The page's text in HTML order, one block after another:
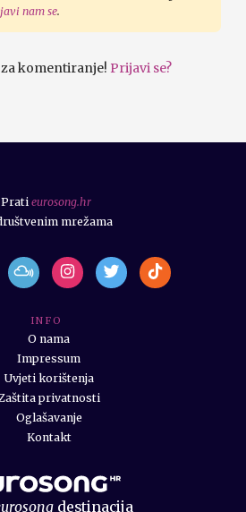
javi nam se.
komentiranje! Prijavi se?
destinacija
I N F O
O nama
Impressum
Uvjeti korištenja
Zaštita privatnosti
Oglašavanje
Kontakt
Prati eurosong.hr
mrežama